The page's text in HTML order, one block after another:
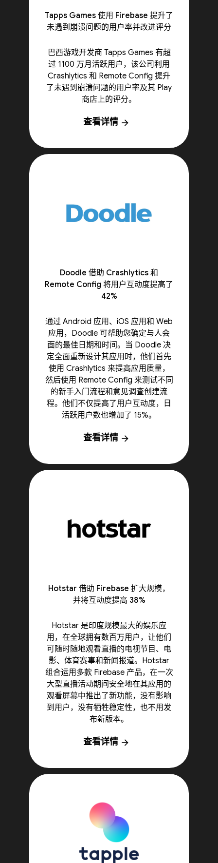
Tapps Games 使用 Firebase 提升了
未遇到崩溃问题的用户率并改进评分
巴西游戏开发商 Tapps Games 有超
过 1100 万月活跃用户，该公司利用
Crashlytics 和 Remote Config 提升
了未遇到崩溃问题的用户率及其 Play
商店上的评分。
查看详情 arrow_forward
Doodle 借助 Crashlytics 和
Remote Config 将用户互动度提高了
42%
通过 Android 应用、iOS 应用和 Web
应用，Doodle 可帮助您确定与人会
面的最佳日期和时间。当 Doodle 决
定全面重新设计其应用时，他们首先
使用 Crashlytics 来提高应用质量，
然后使用 Remote Config 来测试不同
的新手入门流程和意见调查创建流
程。他们不仅提高了用户互动度，日
活跃用户数也增加了 15%。
查看详情 arrow_forward
Hotstar 借助 Firebase 扩大规模，
并将互动度提高 38%
Hotstar 是印度规模最大的娱乐应
用，在全球拥有数百万用户，让他们
可随时随地观看直播的电视节目、电
影、体育赛事和新闻报道。Hotstar
组合运用多款 Firebase 产品，在一次
大型直播活动期间安全地在其应用的
观看屏幕中推出了新功能，没有影响
到用户，没有牺牲稳定性，也不用发
布新版本。
查看详情 arrow_forward